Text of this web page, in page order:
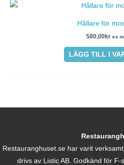
Hållare för
580,00kr ex
LÄGG TILL I
Restauranghuset.se har varit
drivs av Listic AB. Godkänd för F-